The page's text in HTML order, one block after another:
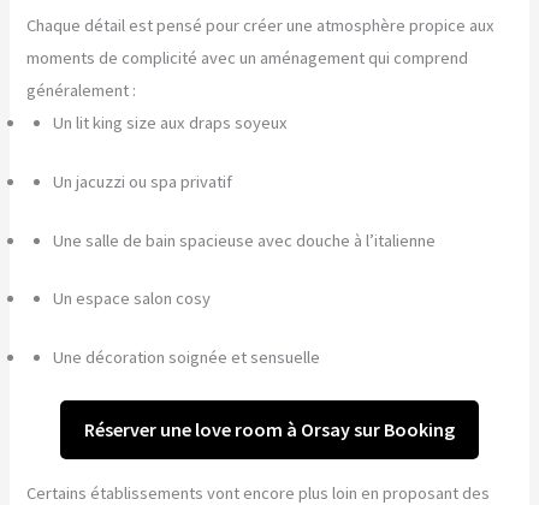
Chaque détail est pensé pour créer une atmosphère propice aux
moments de complicité avec un aménagement qui comprend
généralement :
Un lit king size aux draps soyeux
Un jacuzzi ou spa privatif
Une salle de bain spacieuse avec douche à l’italienne
Un espace salon cosy
Une décoration soignée et sensuelle
Réserver une love room à Orsay sur Booking
Certains établissements vont encore plus loin en proposant des